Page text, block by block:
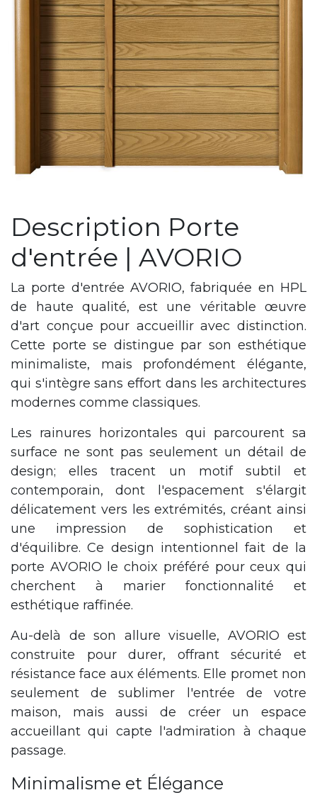
Description Porte
d'entrée | AVORIO
La porte d'entrée AVORIO, fabriquée en HPL
de haute qualité, est une véritable œuvre
d'art conçue pour accueillir avec distinction.
Cette porte se distingue par son esthétique
minimaliste, mais profondément élégante,
qui s'intègre sans effort dans les architectures
modernes comme classiques.
Les rainures horizontales qui parcourent sa
surface ne sont pas seulement un détail de
design; elles tracent un motif subtil et
contemporain, dont l'espacement s'élargit
délicatement vers les extrémités, créant ainsi
une impression de sophistication et
d'équilibre. Ce design intentionnel fait de la
porte AVORIO le choix préféré pour ceux qui
cherchent à marier fonctionnalité et
esthétique raffinée.
Au-delà de son allure visuelle, AVORIO est
construite pour durer, offrant sécurité et
résistance face aux éléments. Elle promet non
seulement de sublimer l'entrée de votre
maison, mais aussi de créer un espace
accueillant qui capte l'admiration à chaque
passage.
Minimalisme et Élégance